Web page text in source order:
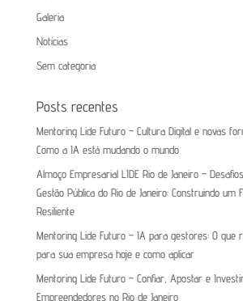
Galeria
Notícias
Sem categoria
Posts recentes
Mentoring Lide Futuro – Cultura Digital e novas
Como a IA está mudando o mundo
Almoço Empresarial LIDE Rio de Janeiro –
Gestão Pública do Rio de Janeiro: Construindo um
Resiliente
Mentoring Lide Futuro – IA para gestores: O que
para sua empresa hoje e como aplicar
Mentoring Lide Futuro – Confiar, Apostar e
Empreendedores no Rio de Janeiro